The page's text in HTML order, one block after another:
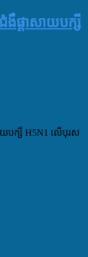
ផ្តាសាយបក្សី
បក្សី H5N1 លើបុរស